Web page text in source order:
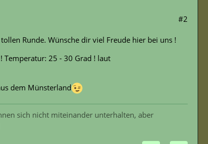
#2
Runde. Wünsche dir viel Freude hier bei uns !
Temperatur: 25 - 30 Grad ! laut
dem Münsterland
sich nicht miteinander unterhalten, aber